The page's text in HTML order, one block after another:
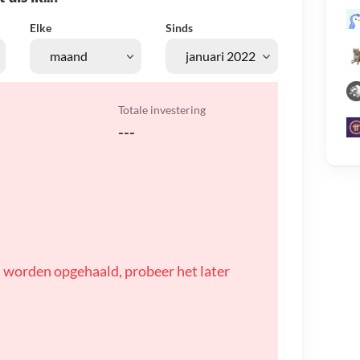
Elke Sinds
Totale investering
---
opgehaald, probeer het later